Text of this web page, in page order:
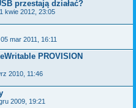
przestają działać?
kwie 2012, 23:05
mar 2011, 16:11
PROVISION
2010, 11:46
2009, 19:21